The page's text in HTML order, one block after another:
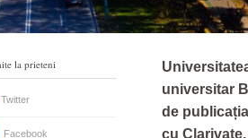
universitar
de
cu
la prieteni
Twitter
Facebook